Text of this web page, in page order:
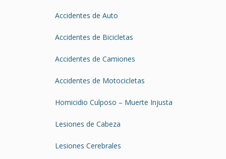
Accidentes de Auto
Accidentes de Bicicletas
Accidentes de Camiones
Accidentes de Motocicletas
Homicidio Culposo – Muerte Injusta
Lesiones de Cabeza
Lesiones Cerebrales